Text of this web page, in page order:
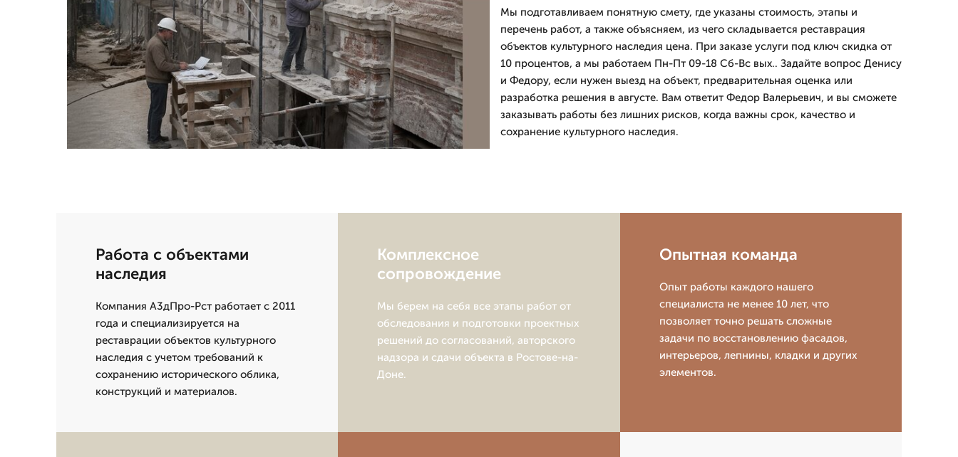
Мы подготавливаем понятную смету, где указаны стоимость, этапы и
перечень работ, а также объясняем, из чего складывается реставрация
объектов культурного наследия цена. При заказе услуги под ключ скидка от
10 процентов, а мы работаем Пн-Пт 09-18 Сб-Вс вых.. Задайте вопрос Денису
и Федору, если нужен выезд на объект, предварительная оценка или
разработка решения в августе. Вам ответит Федор Валерьевич, и вы сможете
заказывать работы без лишних рисков, когда важны срок, качество и
сохранение культурного наследия.
Работа с объектами
наследия
Компания А3дПро-Рст работает с 2011
года и специализируется на
реставрации объектов культурного
наследия с учетом требований к
сохранению исторического облика,
конструкций и материалов.
Комплексное
сопровождение
Мы берем на себя все этапы работ от
обследования и подготовки проектных
решений до согласований, авторского
надзора и сдачи объекта в Ростове-на-
Доне.
Опытная команда
Опыт работы каждого нашего
специалиста не менее 10 лет, что
позволяет точно решать сложные
задачи по восстановлению фасадов,
интерьеров, лепнины, кладки и других
элементов.